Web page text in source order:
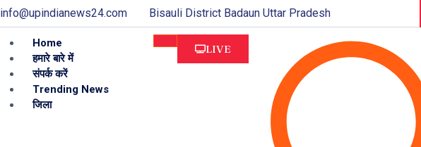
info@upindianews24.com Bisauli District Badaun Uttar Pradesh
Home
हमारे बारे में
संपर्क करें
Trending News
जिला
LIVE